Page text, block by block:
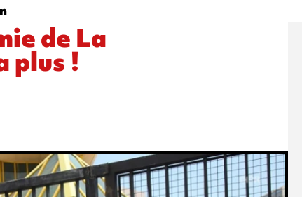
de La
plus !